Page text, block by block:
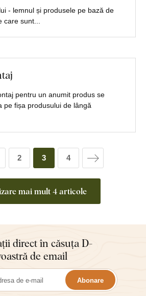
- lemnul și produsele pe bază de
sunt...
pentru un anumit produs se
pe fișa produsului de lângă
mai mult 4 articole
2 3 4
direct în căsuța D-
de email
Abonare